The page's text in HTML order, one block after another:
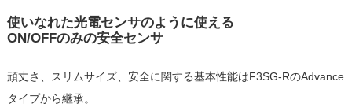
使いなれた光電センサのように使える
ON/OFFのみの安全センサ
頑丈さ、スリムサイズ、安全に関する基本性能はF3SG-RのAdvance
タイプから継承。